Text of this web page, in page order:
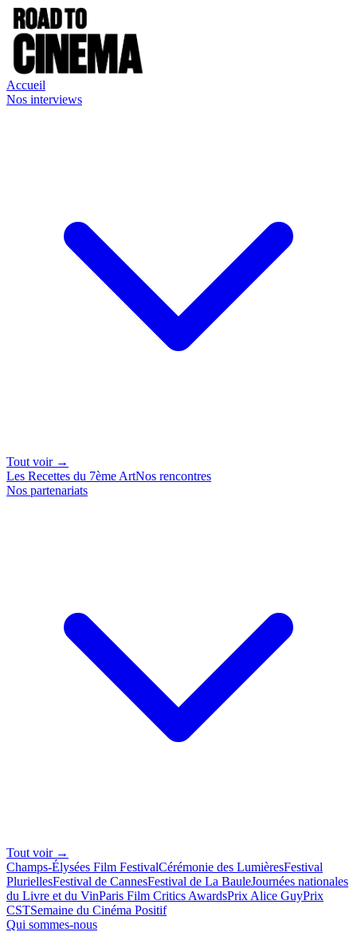
Accueil
Nos interviews
Tout voir →
Les Recettes du 7ème ArtNos rencontres
Nos partenariats
Tout voir →
Champs-Élysées Film FestivalCérémonie des LumièresFestival
PluriellesFestival de CannesFestival de La BauleJournées nationales
du Livre et du VinParis Film Critics AwardsPrix Alice GuyPrix
CSTSemaine du Cinéma Positif
Qui sommes-nous